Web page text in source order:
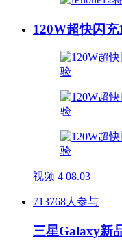
120W超快闪
视频 4 08.03
713768人参与
三星Galaxy新